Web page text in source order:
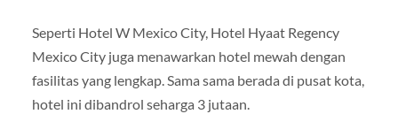
Seperti Hotel W Mexico City, Hotel Hyaat Regency
Mexico City juga menawarkan hotel mewah dengan
fasilitas yang lengkap. Sama sama berada di pusat kota,
hotel ini dibandrol seharga 3 jutaan.